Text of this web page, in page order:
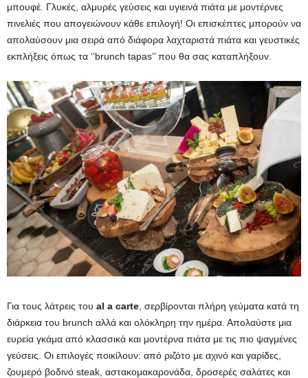
μπουφέ. Γλυκές, αλμυρές γεύσεις και υγιεινά πιάτα με μοντέρνες
πινελιές που απογειώνουν κάθε επιλογή! Οι επισκέπτες μπορούν να
απολαύσουν μια σειρά από διάφορα λαχταριστά πιάτα και γευστικές
εκπλήξεις όπως τα ‘’brunch tapas’’ που θα σας καταπλήξουν.
Για τους λάτρεις του al a carte , σερβίρονται πλήρη γεύματα κατά τη
διάρκεια του brunch αλλά και ολόκληρη την ημέρα. Απολαύστε μια
ευρεία γκάμα από κλασσικά και μοντέρνα πιάτα με τις πιο ψαγμένες
γεύσεις. Οι επιλογές ποικίλουν: από ριζότο με αχινό και γαρίδες,
ζουμερό βοδινό steak, αστακομακαρονάδα, δροσερές σαλάτες και